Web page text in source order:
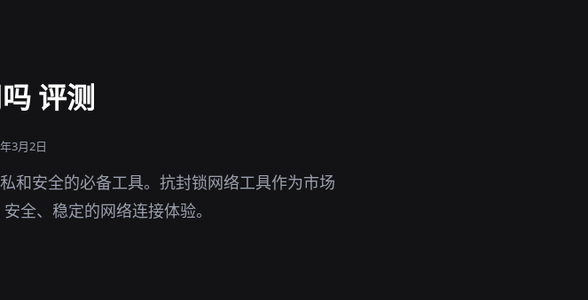
评测
3月2日
和安全的必备工具。抗封锁网络工具作为市场
全、稳定的网络连接体验。